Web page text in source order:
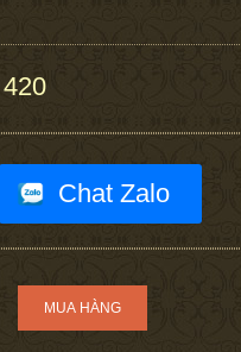
Chat Zalo